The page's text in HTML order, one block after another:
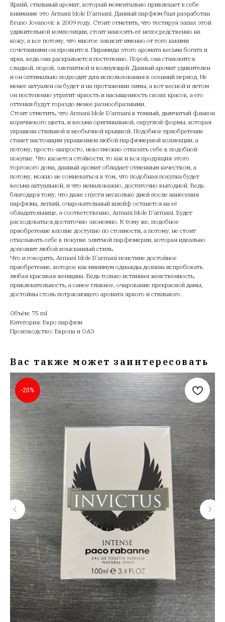
Яркий, стильный аромат, который моментально привлекает к себе
внимание это Armani Idole D'armani. Данный парфюм был разработан
Bruno Jovanovic в 2009 году. Стоит отметить, что тестируя запах этой
удивительной композиции, стоит наносить её непосредственно на
кожу, а все потому, что многое зависит именно от того какими
сочетаниями он проявится. Пирамида этого аромата весьма богата и
ярка, ведь она раскрывается постепенно. Порой, она становится
сладкой, порой, элегантной и волнующей. Данный аромат удивителен
и он оптимально подходит для использования в осенний период. Не
менее актуален он будет и на протяжении зимы, а вот весной и летом
он постепенно утратит яркость и насыщенность своих красок, а его
оттенки будут гораздо менее разнообразными.
Стоит отметить, что Armani Idole D'armani в темный, дымчатый флакон
коричневого цвета, и весьма оригинальной, округлой формы, которая
украшена стильной и необычной крышкой. Подобное приобретение
станет настоящим украшением любой парфюмерной коллекции, а
потому, просто-напросто, невозможно отказать себе в подобной
покупке. Что касается стойкости, то как и вся продукция этого
торгового дома, данный аромат обладает отменным качеством, а
потому, можно не сомневаться в том, что подобная покупка будет
весьма актуальной, и что немаловажно, достаточно выгодной. Ведь
благодаря тому, что даже спустя несколько дней после нанесения
парфюма, легкий, очаровательный шлейф останется на её
обладательнице, а соответственно, Armani Idole D'armani. Будет
расходоваться достаточно экономно. К тому же, подобное
приобретение вполне доступно по стоимости, а потому, не стоит
отказывать себе в покупке элитной парфюмерии, которая идеально
дополнит любой изысканный стиль.
Что и говорить, Armani Idole D'armani поистине достойное
приобретение, которое как минимум однажды должна испробовать
любая красивая женщина. Ведь только истинная женственность,
привлекательность, а самое главное, очарование прекрасной дамы,
достойны столь потрясающего аромата яркого и стильного.
Объём: 75 ml
Категория: Евро парфюм
Производство: Европа и ОАЭ
Вас также может заинтересовать
-20%